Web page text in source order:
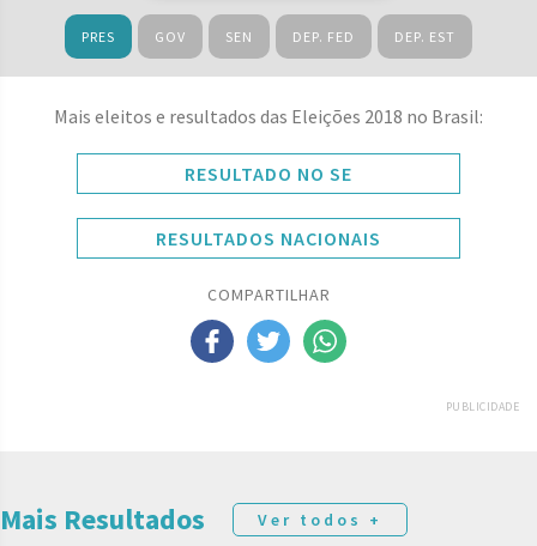
PRES GOV SEN DEP. FED DEP. EST
Mais eleitos e resultados das Eleições 2018 no Brasil:
RESULTADO NO SE
RESULTADOS NACIONAIS
COMPARTILHAR
PUBLICIDADE
Mais Resultados Ver todos +